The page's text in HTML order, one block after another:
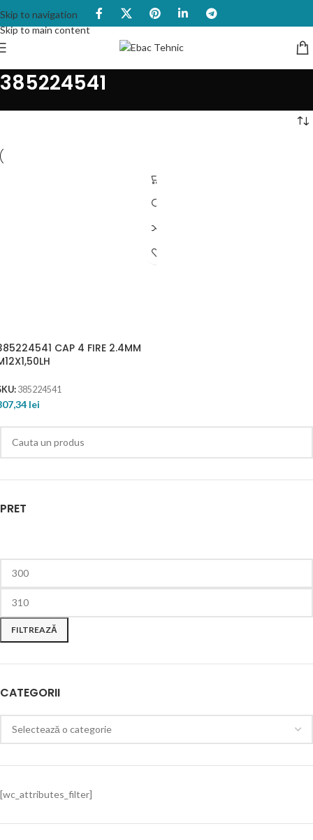
Skip to navigation
Skip to main content
385224541
PRET
FILTREAZĂ
CATEGORII
[wc_attributes_filter]
CAP 4 FIRE 2.4MM
385224541
lei